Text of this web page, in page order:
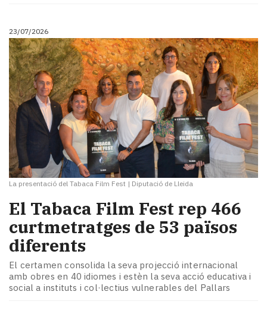
23/07/2026
La presentació del Tabaca Film Fest | Diputació de Lleida
El Tabaca Film Fest rep 466
curtmetratges de 53 països
diferents
El certamen consolida la seva projecció internacional
amb obres en 40 idiomes i estèn la seva acció educativa i
social a instituts i col·lectius vulnerables del Pallars